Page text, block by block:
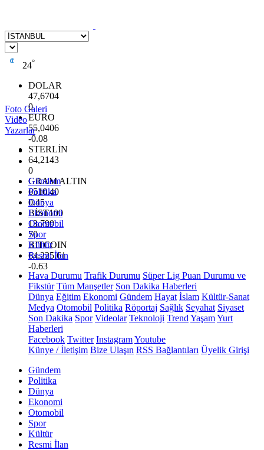
24°
DOLAR
47,6704
0
EURO
55,0406
-0.08
STERLİN
64,2143
0
GRAM ALTIN
6510.40
0.45
BİST100
13.799
70
BITCOIN
64.225,61
-0.63
Foto Galeri
Video
Yazarlar
Gündem
Politika
Dünya
Ekonomi
Otomobil
Spor
Kültür
Resmi İlan
Hava Durumu Trafik Durumu Süper Lig Puan Durumu ve
Fikstür Tüm Manşetler Son Dakika Haberleri
Dünya Eğitim Ekonomi Gündem Hayat İslam Kültür-Sanat
Medya Otomobil Politika Röportaj Sağlık Seyahat Siyaset
Son Dakika Spor Videolar Teknoloji Trend YaşamYurt
Haberleri
Facebook Twitter InstagramYoutube
Künye / İletişim Bize Ulaşın RSS Bağlantıları Üyelik Girişi
Gündem
Politika
Dünya
Ekonomi
Otomobil
Spor
Kültür
Resmi İlan